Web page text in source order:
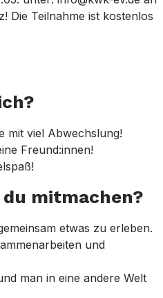
Die Teilnahme ist kostenlos
mit viel Abwechslung!
Freund:innen!
mitmachen?
etwas zu erleben.
und
man in eine andere Welt